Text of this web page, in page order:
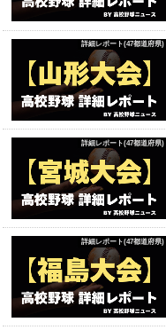
詳細レポート(47都道府県)
詳細レポート(47都道府県)
詳細レポート(47都道府県)